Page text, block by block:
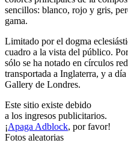
sencillos: blanco, rojo y gris,
gama.
Limitado por el dogma
cuadro a la vista del público.
sólo se ha notado en círculos
transportada a Inglaterra, y a
Gallery de Londres.
Este sitio existe debido
a los ingresos publicitarios.
¡Apaga Adblock, por favor!
Fotos aleatorias